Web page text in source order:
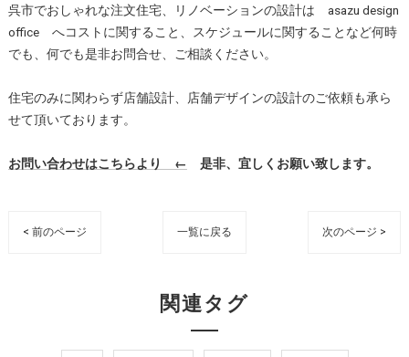
呉市でおしゃれな注文住宅、リノベーションの設計は asazu design
office へコストに関すること、スケジュールに関することなど何時
でも、何でも是非お問合せ、ご相談ください。
住宅のみに関わらず店舗設計、店舗デザインの設計のご依頼も承ら
せて頂いております。
お問い合わせはこちらより ← 是非、宜しくお願い致します。
< 前のページ 一覧に戻る 次のページ >
関連タグ